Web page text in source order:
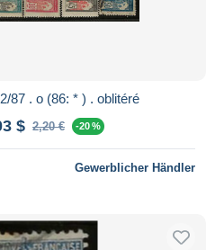
87 . o (86: * ) . oblitéré
$ 2,20 € -20 %
Gewerblicher Händler